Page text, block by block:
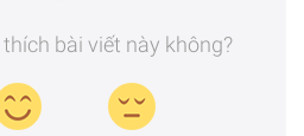
thích bài viết này không?